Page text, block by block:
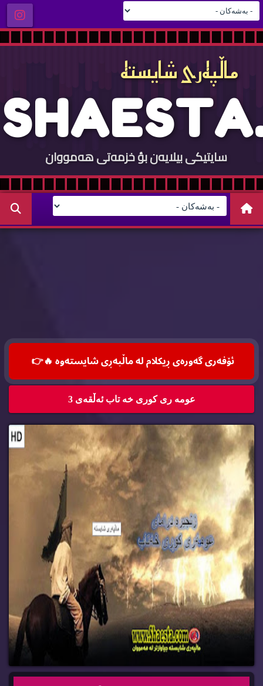
ماڵپه‌ری شایسته‌
SHAESTA.
COM
سایتيكی بيلایه‌ن بؤ خزمه‌تی هه‌مووان
ئۆفه‌ری گه‌وره‌ی ڕیكلام له‌ ماڵپه‌ڕی شایسته‌وه‌ 🔥👉
عومه ری كوری خه تاب ئه‌ڵقه‌ی 3